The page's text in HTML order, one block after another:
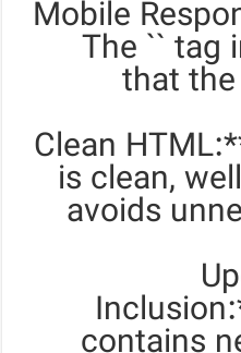
* **Mobile
The `` tag
that
* **Clean
is clean,
avoids
*